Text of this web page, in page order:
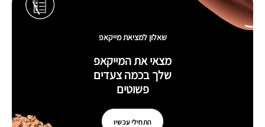
שאלון למציאת מייקאפ
מצאי את המייקאפ
שלך בכמה צעדים
פשוטים
התחילי עכשיו